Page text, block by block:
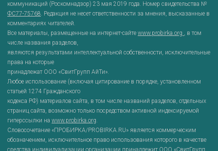
коммуникаций (Роскомнадзор) 23 мая 2019 года. Номер свидетельства №
ФС77-75768. Редакция не несет ответственности за мнения, высказанные в
комментариях читателей.
Все материалы, размещенные на интернет-сайте www.probirka.org , в том
числе названия разделов,
являются результатами интеллектуальной собственности, исключительные
права на которые
принадлежат ООО «СвитГрупп АйТи».
Любое использование (включая цитирование в порядке, установленном
статьей 1274 Гражданского
кодекса РФ) материалов сайта, в том числе названий разделов, отдельных
страниц сайта, возможно только посредством активной индексируемой
гиперссылки на www.probirka.org.
Словосочетание «ПРОБИРКА/PROBIRKA.RU» является коммерческим
обозначением, исключительное право использования которого в качестве
средства индивидуализации организации принадлежит ООО «СвитГрупп